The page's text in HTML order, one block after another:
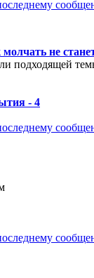
молчать не
подходящей
- 4